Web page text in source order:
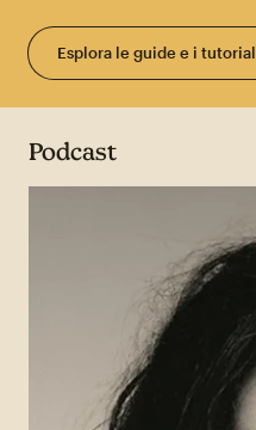
Esplora le guide e i tutorial
Podcast